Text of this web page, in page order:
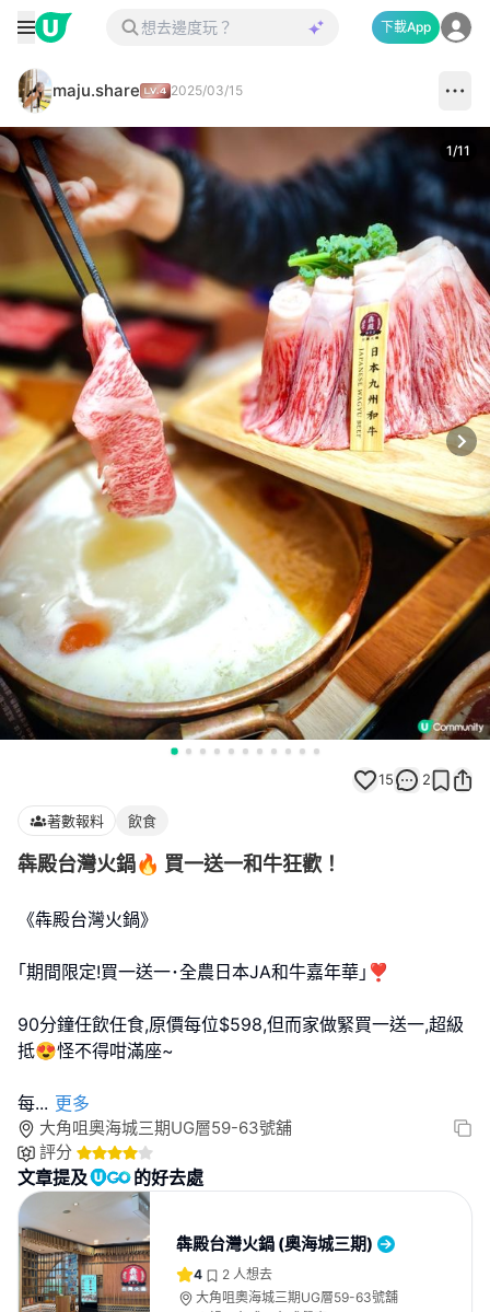
下載App
maju.share 2025/03/15
1/11
15 2
著數報料 飲食
犇殿台灣火鍋🔥 買一送一和牛狂歡！
《犇殿台灣火鍋》
｢期間限定!買一送一･全農日本JA和牛嘉年華｣❣️
90分鐘任飲任食,原價每位$598,但而家做緊買一送一,超級
抵😍怪不得咁滿座~
每... 更多
大角咀奧海城三期UG層59-63號舖
評分
文章提及 的好去處
犇殿台灣火鍋 (奧海城三期)
4 2 人想去
大角咀奧海城三期UG層59-63號舖